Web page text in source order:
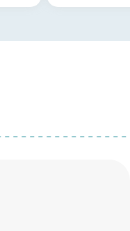
ん出てきて、口コミも
な情報もとても参考に